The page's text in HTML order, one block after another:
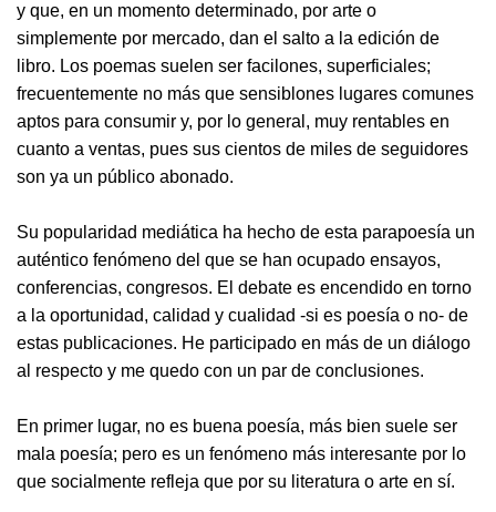
y que, en un momento determinado, por arte o
simplemente por mercado, dan el salto a la edición de
libro. Los poemas suelen ser facilones, superficiales;
frecuentemente no más que sensiblones lugares comunes
aptos para consumir y, por lo general, muy rentables en
cuanto a ventas, pues sus cientos de miles de seguidores
son ya un público abonado.
Su popularidad mediática ha hecho de esta parapoesía un
auténtico fenómeno del que se han ocupado ensayos,
conferencias, congresos. El debate es encendido en torno
a la oportunidad, calidad y cualidad -si es poesía o no- de
estas publicaciones. He participado en más de un diálogo
al respecto y me quedo con un par de conclusiones.
En primer lugar, no es buena poesía, más bien suele ser
mala poesía; pero es un fenómeno más interesante por lo
que socialmente refleja que por su literatura o arte en sí.